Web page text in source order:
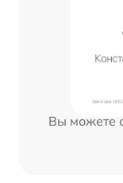
Вы можете